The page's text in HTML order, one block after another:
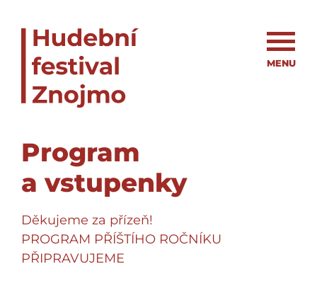
MENU
Program
a vstupenky
Děkujeme za přízeň!
PROGRAM PŘÍŠTÍHO ROČNÍKU
PŘIPRAVUJEME